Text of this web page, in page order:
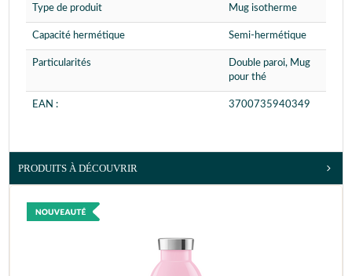
Type de produit Mug isotherme
Capacité hermétique Semi-hermétique
Particularités
Double paroi, Mug
pour thé
EAN : 3700735940349
PRODUITS À DÉCOUVRIR